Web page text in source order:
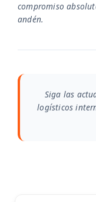
compromiso
andén.
Siga las
logísticos